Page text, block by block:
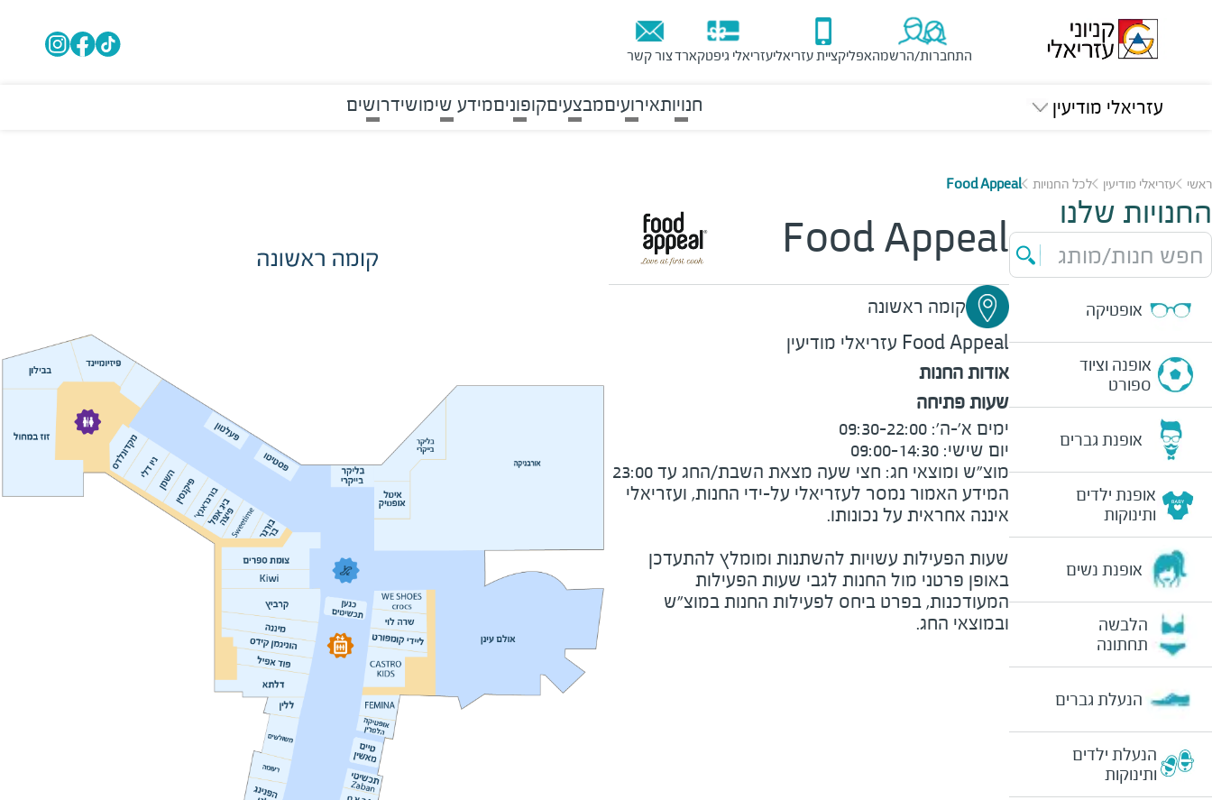
התחברות/הרשמהאפליקציית עזריאליעזריאלי גיפטקארדצור קשר
עזריאלי מודיעין חנויותאירועיםמבצעיםקופוניםמידע שימושידרושים
ראשי עזריאלי מודיעין לכל החנויות Food Appeal
החנויות שלנו
חפש חנות/מותג
אופטיקה
אופנה וציוד
ספורט
אופנת גברים
אופנת ילדים
ותינוקות
אופנת נשים
הלבשה
תחתונה
הנעלת גברים
הנעלת ילדים
ותינוקות
Food Appeal
קומה ראשונה
Food Appeal עזריאלי מודיעין
אודות החנות
שעות פתיחה
מוצ"ש ומוצאי חג: חצי שעה מצאת השבת/החג עד 23:00
המידע האמור נמסר לעזריאלי על-ידי החנות, ועזריאלי
שעות הפעילות עשויות להשתנות ומומלץ להתעדכן
באופן פרטני מול החנות לגבי שעות הפעילות
המעודכנות, בפרט ביחס לפעילות החנות במוצ"ש
ובמוצאי החג.